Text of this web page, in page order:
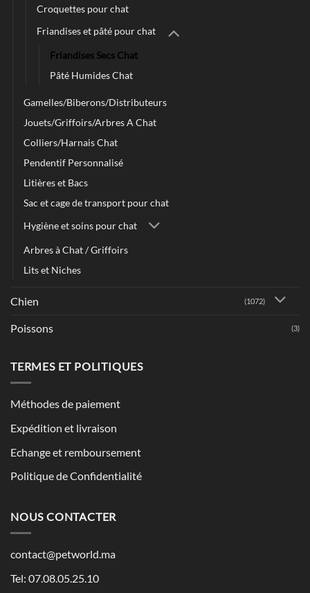
Croquettes pour chat
Friandises et pâté pour chat
Friandises Secs Chat
Pâté Humides Chat
Gamelles/Biberons/Distributeurs
Jouets/Griffoirs/Arbres A Chat
Colliers/Harnais Chat
Pendentif Personnalisé
Litières et Bacs
Sac et cage de transport pour chat
Hygiène et soins pour chat
Arbres à Chat / Griffoirs
Lits et Niches
Chien (1072)
Poissons (3)
TERMES ET POLITIQUES
Méthodes de paiement
Expédition et livraison
Echange et remboursement
Politique de Confidentialité
NOUS CONTACTER
contact@petworld.ma
Tel: 07.08.05.25.10